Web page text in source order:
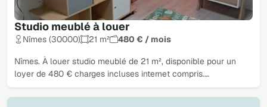
Studio meublé à louer
Nîmes (30000) 21 m² 480 € / mois
Nîmes. À louer studio meublé de 21 m², disponible pour un
loyer de 480 € charges incluses internet compris.…